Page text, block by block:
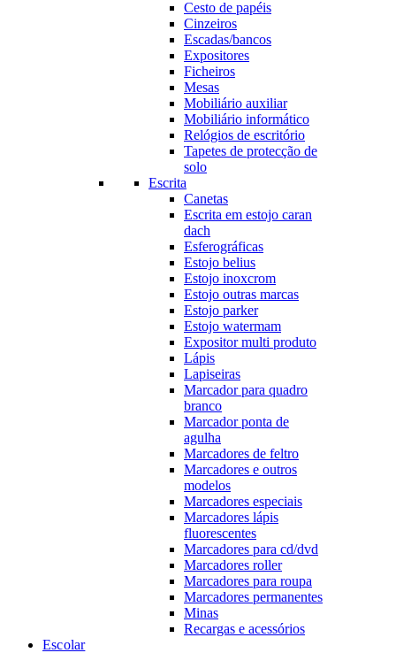
Cesto de papéis
Cinzeiros
Escadas/bancos
Expositores
Ficheiros
Mesas
Mobiliário auxiliar
Mobiliário informático
Relógios de escritório
Tapetes de protecção de
solo
Escrita
Canetas
Escrita em estojo caran
dach
Esferográficas
Estojo belius
Estojo inoxcrom
Estojo outras marcas
Estojo parker
Estojo watermam
Expositor multi produto
Lápis
Lapiseiras
Marcador para quadro
branco
Marcador ponta de
agulha
Marcadores de feltro
Marcadores e outros
modelos
Marcadores especiais
Marcadores lápis
fluorescentes
Marcadores para cd/dvd
Marcadores roller
Marcadores para roupa
Marcadores permanentes
Minas
Recargas e acessórios
Escolar